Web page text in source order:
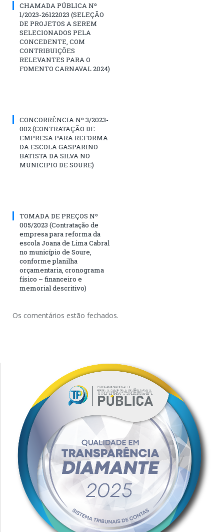
CHAMADA PÚBLICA Nº
1/2023-26122023 (SELEÇÃO
DE PROJETOS A SEREM
SELECIONADOS PELA
CONCEDENTE, COM
CONTRIBUIÇÕES
RELEVANTES PARA O
FOMENTO CARNAVAL 2024)
CONCORRÊNCIA Nº 3/2023-
002 (CONTRATAÇÃO DE
EMPRESA PARA REFORMA
DA ESCOLA GASPARINO
BATISTA DA SILVA NO
MUNICIPIO DE SOURE)
TOMADA DE PREÇOS Nº
005/2023 (Contratação de
empresa para reforma da
escola Joana de Lima Cabral
no município de Soure,
conforme planilha
orçamentaria, cronograma
físico – financeiro e
memorial descritivo)
Os comentários estão fechados.